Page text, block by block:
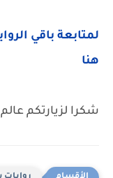
لمتابعة باقي
هنا
شكرا لزيارتكم